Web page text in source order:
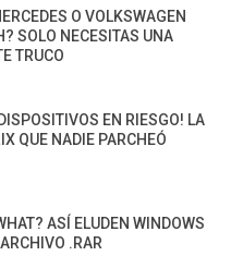
O VOLKSWAGEN
SOLO NECESITAS UNA
TRUCO
EN RIESGO! LA
QUE NADIE PARCHEÓ
ASÍ ELUDEN WINDOWS
.RAR